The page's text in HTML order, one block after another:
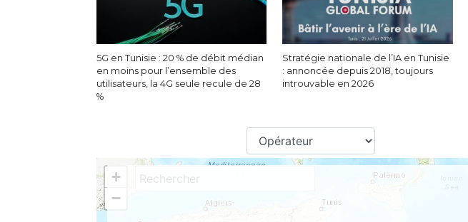
5G en Tunisie : 20 % de débit médian
en moins pour l’ensemble des
utilisateurs, la 4G seule recule de 28
%
Stratégie nationale de l’IA en Tunisie
: annoncée depuis 2018, toujours
introuvable en 2026